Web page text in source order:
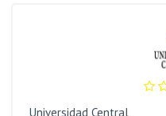
Universidad Central